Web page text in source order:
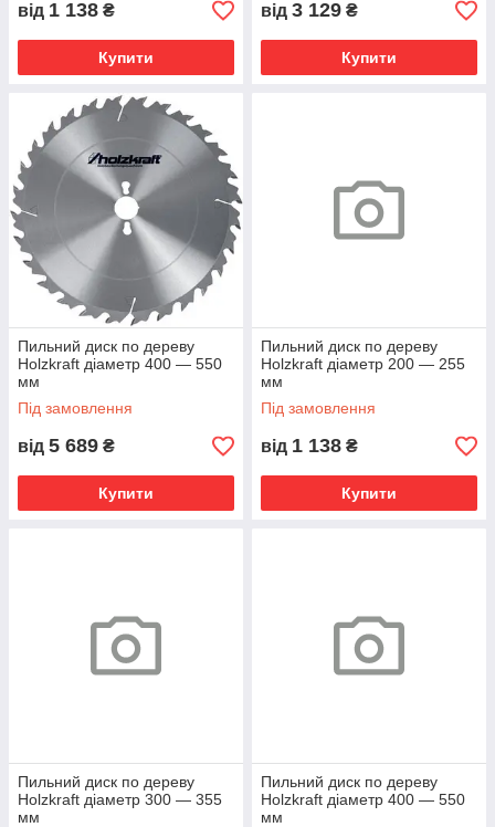
від 1 138 ₴
Купити
від 3 129 ₴
Купити
Пильний диск по дереву
Holzkraft діаметр 400 — 550
мм
Під замовлення
від 5 689 ₴
Купити
Пильний диск по дереву
Holzkraft діаметр 200 — 255
мм
Під замовлення
від 1 138 ₴
Купити
Пильний диск по дереву
Holzkraft діаметр 300 — 355
мм
Пильний диск по дереву
Holzkraft діаметр 400 — 550
мм